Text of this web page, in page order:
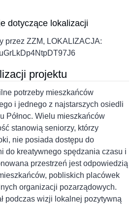
dotyczące lokalizacji
przez ZZM, LOKALIZACJA:
projektu
potrzeby mieszkańców
i jednego z najstarszych osiedli
Północ. Wielu mieszkańców
stanowią seniorzy, którzy
nie posiada dostępu do
do kreatywnego spędzania czasu i
przestrzeń jest odpowiedzią
pobliskich placówek
organizacji pozarządowych.
podczas wizji lokalnej pozytywną